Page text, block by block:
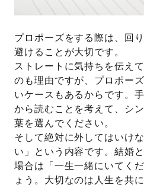
プロポーズをする際は、回
避けることが大切です。
ストレートに気持ちを伝え
のも理由ですが、プロポー
いケースもあるからです。
から読むことを考えて、シ
葉を選んでください。
そして絶対に外してはいけ
い」という内容です。結婚
場合は「一生一緒にいてく
ょう。大切なのは人生を共